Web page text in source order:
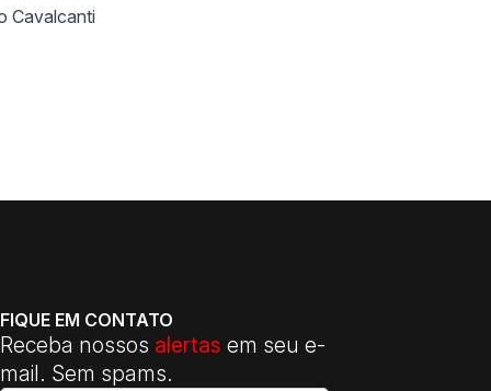
Cavalcanti
FIQUE EM CONTATO
Receba nossos alertas em seu e-
mail. Sem spams.